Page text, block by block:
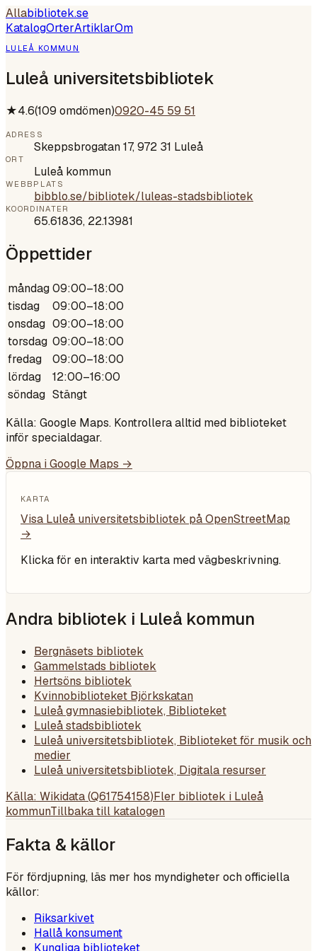
Allabibliotek.se
KatalogOrterArtiklarOm
LULEÅ KOMMUN
Luleå universitetsbibliotek
★4.6(109 omdömen)0920-45 59 51
ADRESS
Skeppsbrogatan 17, 972 31 Luleå
ORT
Luleå kommun
WEBBPLATS
bibblo.se/bibliotek/luleas-stadsbibliotek
KOORDINATER
65.61836, 22.13981
Öppettider
måndag09:00–18:00
tisdag
09:00–18:00
onsdag 09:00–18:00
torsdag 09:00–18:00
fredag
09:00–18:00
lördag
12:00–16:00
söndag Stängt
Källa: Google Maps. Kontrollera alltid med biblioteket
inför specialdagar.
Öppna i Google Maps →
KARTA
Visa Luleå universitetsbibliotek på OpenStreetMap
→
Klicka för en interaktiv karta med vägbeskrivning.
Andra bibliotek i Luleå kommun
Bergnäsets bibliotek
Gammelstads bibliotek
Hertsöns bibliotek
Kvinnobiblioteket Björkskatan
Luleå gymnasiebibliotek, Biblioteket
Luleå stadsbibliotek
Luleå universitetsbibliotek, Biblioteket för musik och
medier
Luleå universitetsbibliotek, Digitala resurser
Källa: Wikidata (Q61754158)Fler bibliotek i Luleå
kommunTillbaka till katalogen
Fakta & källor
För fördjupning, läs mer hos myndigheter och officiella
källor:
Riksarkivet
Hallå konsument
Kungliga biblioteket